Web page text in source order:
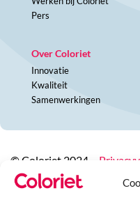
Pers
Over Coloriet
Innovatie
Kwaliteit
Samenwerkingen
© Coloriet 2024 –